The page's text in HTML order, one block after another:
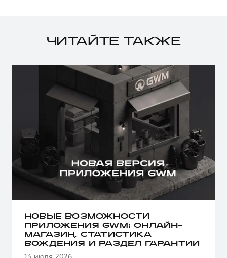
ЧИТАЙТЕ ТАКЖЕ
НОВЫЕ ВОЗМОЖНОСТИ
ПРИЛОЖЕНИЯ GWM: ОНЛАЙН-
МАГАЗИН, СТАТИСТИКА
ВОЖДЕНИЯ И РАЗДЕЛ ГАРАНТИИ